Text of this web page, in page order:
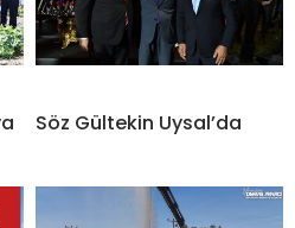
Söz Gültekin Uysal’da